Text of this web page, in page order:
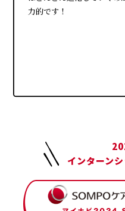
力的です！
インターン